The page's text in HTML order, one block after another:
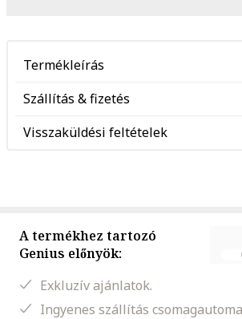
Termékleírás
Szállítás & fizetés
Visszaküldési feltételek
A termékhez tartozó
Genius előnyök:
Exkluzív ajánlatok.
Ingyenes szállítás